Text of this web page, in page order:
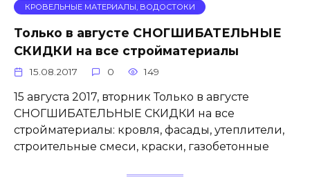
КРОВЕЛЬНЫЕ МАТЕРИАЛЫ, ВОДОСТОКИ
Только в августе СНОГШИБАТЕЛЬНЫЕ
СКИДКИ на все стройматериалы
15.08.2017 0 149
15 августа 2017, вторник Только в августе
СНОГШИБАТЕЛЬНЫЕ СКИДКИ на все
стройматериалы: кровля, фасады, утеплители,
строительные смеси, краски, газобетонные